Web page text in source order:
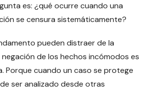
es: ¿qué ocurre cuando una
se censura sistemáticamente?
pueden distraer de la
negación de los hechos incómodos es
Porque cuando un caso se protege
ser analizado desde otras